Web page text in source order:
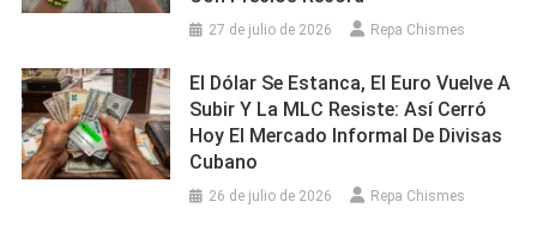
27 de julio de 2026 Repa Chismes
El Dólar Se Estanca, El Euro Vuelve A
Subir Y La MLC Resiste: Así Cerró
Hoy El Mercado Informal De Divisas
Cubano
26 de julio de 2026 Repa Chismes